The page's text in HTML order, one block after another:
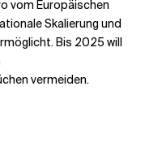
vom Europäischen
Skalierung und
Bis 2025 will
vermeiden.